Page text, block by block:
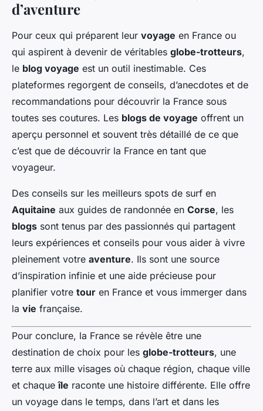
d’aventure
Pour ceux qui préparent leur voyage en France ou
qui aspirent à devenir de véritables globe-trotteurs,
le blog voyage est un outil inestimable. Ces
plateformes regorgent de conseils, d’anecdotes et de
recommandations pour découvrir la France sous
toutes ses coutures. Les blogs de voyage offrent un
aperçu personnel et souvent très détaillé de ce que
c’est que de découvrir la France en tant que
voyageur.
Des conseils sur les meilleurs spots de surf en
Aquitaine aux guides de randonnée en Corse, les
blogs sont tenus par des passionnés qui partagent
leurs expériences et conseils pour vous aider à vivre
pleinement votre aventure. Ils sont une source
d’inspiration infinie et une aide précieuse pour
planifier votre tour en France et vous immerger dans
la vie française.
Pour conclure, la France se révèle être une
destination de choix pour les globe-trotteurs, une
terre aux mille visages où chaque région, chaque ville
et chaqueîle raconte une histoire différente. Elle offre
un voyage dans le temps, dans l’art et dans les